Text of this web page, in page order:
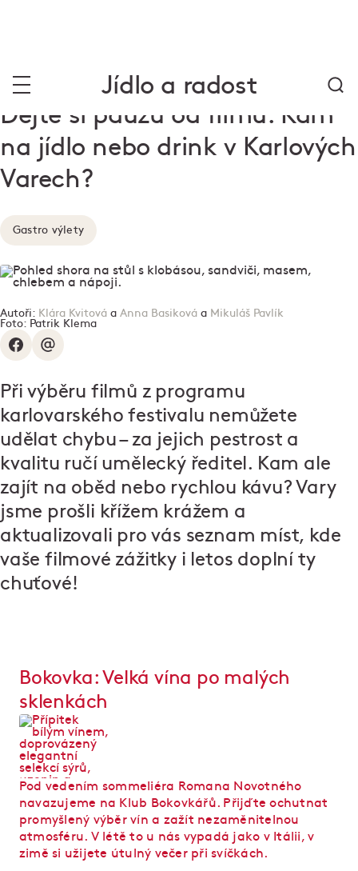
Jídlo a radost
Dejte si pauzu od filmů. Kam
na jídlo nebo drink v Karlových
Varech?
Gastro výlety
Autoři: Klára Kvitová a Anna Basiková a Mikuláš Pavlík
Foto: Patrik Klema
Při výběru filmů z programu
karlovarského festivalu nemůžete
udělat chybu – za jejich pestrost a
kvalitu ručí umělecký ředitel. Kam ale
zajít na oběd nebo rychlou kávu? Vary
jsme prošli křížem krážem a
aktualizovali pro vás seznam míst, kde
vaše filmové zážitky i letos doplní ty
chuťové!
Bokovka: Velká vína po malých
sklenkách
Pod vedením sommeliéra Romana Novotného
navazujeme na Klub Bokovkářů. Přijďte ochutnat
promyšlený výběr vín a zažít nezaměnitelnou
atmosféru. V létě to u nás vypadá jako v Itálii, v
zimě si užijete útulný večer při svíčkách.